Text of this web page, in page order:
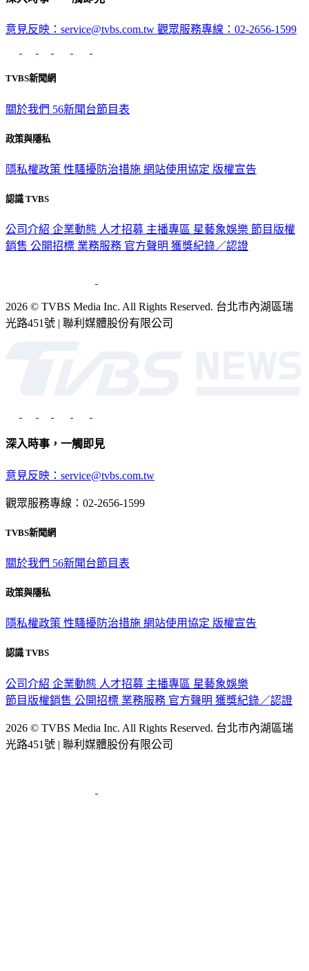
意見反映：service@tvbs.com.tw 觀眾服務專線：02-2656-1599
TVBS新聞網
關於我們 56新聞台節目表
政策與隱私
隱私權政策 性騷擾防治措施 網站使用協定 版權宣告
認識 TVBS
公司介紹 企業動態 人才招募 主播專區 星藝象娛樂 節目版權
銷售 公開招標 業務服務 官方聲明 獲獎紀錄／認證
2026 © TVBS Media Inc. All Rights Reserved. 台北市內湖區瑞
光路451號 | 聯利媒體股份有限公司
深入時事，一觸即見
意見反映：service@tvbs.com.tw
觀眾服務專線：02-2656-1599
TVBS新聞網
關於我們 56新聞台節目表
政策與隱私
隱私權政策 性騷擾防治措施 網站使用協定 版權宣告
認識 TVBS
公司介紹 企業動態 人才招募 主播專區 星藝象娛樂
節目版權銷售 公開招標 業務服務 官方聲明 獲獎紀錄／認證
2026 © TVBS Media Inc. All Rights Reserved. 台北市內湖區瑞
光路451號 | 聯利媒體股份有限公司